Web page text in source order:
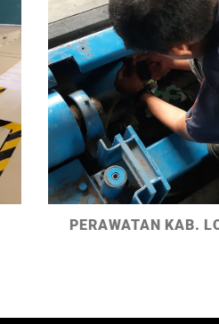
PERAWATAN KAB.